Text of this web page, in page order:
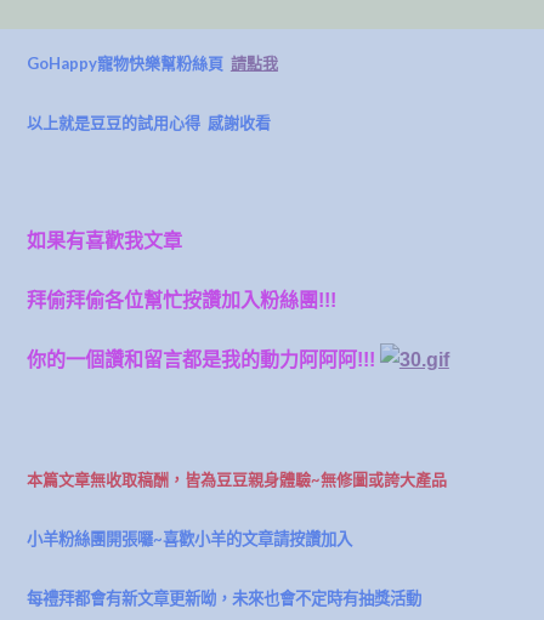
GoHappy寵物快樂幫粉絲頁 請點我
以上就是豆豆的試用心得 感謝收看
如果有喜歡我文章
拜偷拜偷各位幫忙按讚加入粉絲團!!!
你的一個讚和留言都是我的動力阿阿阿!!!
本篇文章無收取稿酬，皆為豆豆親身體驗~無修圖或誇大產品
小羊粉絲團開張囉~喜歡小羊的文章請按讚加入
每禮拜都會有新文章更新呦，未來也會不定時有抽獎活動